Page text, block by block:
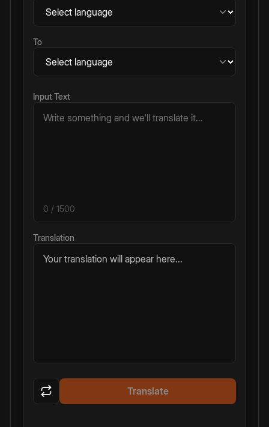
To
Input Text
0 / 1500
Translation
Your translation will appear here...
Translate